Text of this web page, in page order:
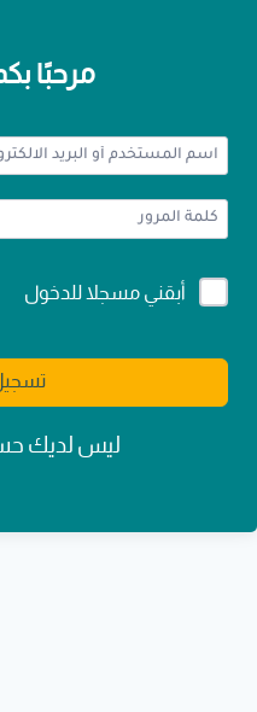
مرحبًا
Alternative:
أبقني مسجلا للدخول
ليس لديك